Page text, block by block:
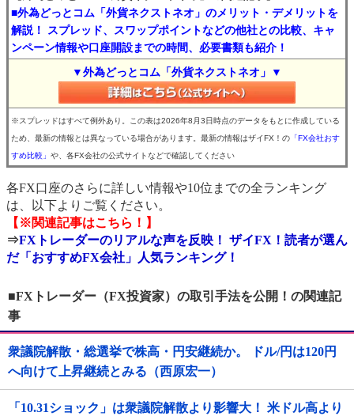
■外為どっとコム「外貨ネクストネオ」のメリット・デメリットを
解説！ スプレッド、スワップポイントなどの他社との比較、キャ
ンペーン情報や口座開設までの時間、必要書類も紹介！
▼外為どっとコム「外貨ネクストネオ」▼
※スプレッドはすべて例外あり。この表は2026年8月3日時点のデータをもとに作成している
ため、最新の情報とは異なっている場合があります。最新の情報はザイFX！の 「FX会社おす
すめ比較」 や、各FX会社の公式サイトなどで確認してください
各FX口座のさらに詳しい情報や10位までの全ランキング
は、以下よりご覧ください。
【※関連記事はこちら！】
⇒FXトレーダーのリアルな声を反映！ ザイFX！読者が選ん
だ「おすすめFX会社」人気ランキング！
■FXトレーダー（FX投資家）の取引手法を公開！の関連記
事
衆議院解散・総選挙で株高・円安継続か。 ドル/円は120円
へ向けて上昇継続とみる（西原宏一）
「10.31ショック」は衆議院解散より影響大！ 米ドル高より